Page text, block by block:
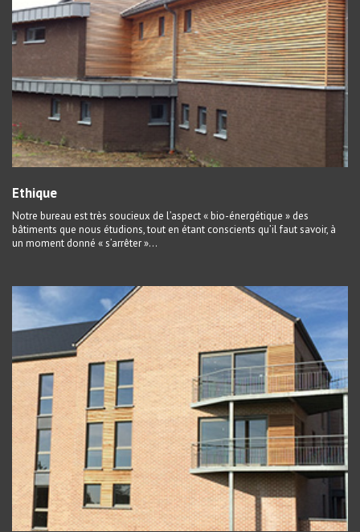
Ethique
Notre bureau est très soucieux de l’aspect « bio-énergétique » des
bâtiments que nous étudions, tout en étant conscients qu’il faut savoir, à
un moment donné « s’arrêter »…